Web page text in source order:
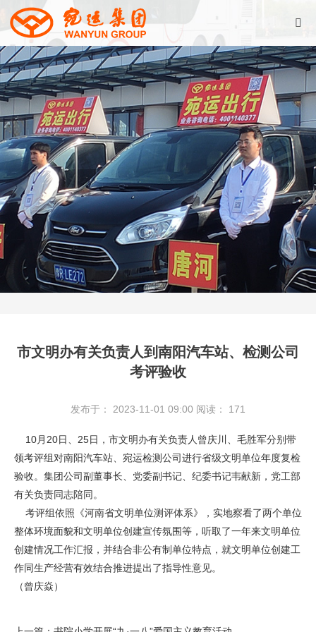
市文明办有关负责人到南阳汽车站、检测公司
考评验收
发布于： 2023-11-01 09:00 阅读： 171
10月20日、25日，市文明办有关负责人曾庆川、毛胜军分别带
领考评组对南阳汽车站、宛运检测公司进行省级文明单位年度复检
验收。集团公司副董事长、党委副书记、纪委书记韦献新，党工部
有关负责同志陪同。
考评组依照《河南省文明单位测评体系》，实地察看了两个单位
整体环境面貌和文明单位创建宣传氛围等，听取了一年来文明单位
创建情况工作汇报，并结合非公有制单位特点，就文明单位创建工
作同生产经营有效结合推进提出了指导性意见。
（曾庆焱）